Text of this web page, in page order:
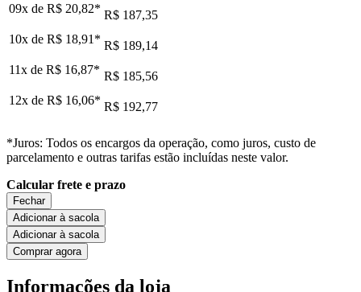
09x de R$ 20,82* R$ 187,35
10x de R$ 18,91 * R$ 189,14
11x de R$ 16,87* R$ 185,56
12x de R$ 16,06* R$ 192,77
*Juros: Todos os encargos da operação, como juros, custo de
parcelamento e outras tarifas estão incluídas neste valor.
Calcular frete e prazo
Fechar
Adicionar à sacola
Adicionar à sacola
Comprar agora
Informações da loja